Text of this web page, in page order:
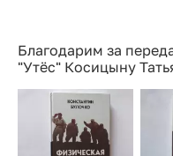
Благодарим за
"Утёс" Косицыну